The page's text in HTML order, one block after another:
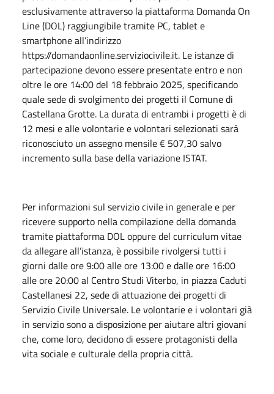
esclusivamente attraverso la piattaforma Domanda On
Line (DOL) raggiungibile tramite PC, tablet e
smartphone all’indirizzo
https://domandaonline.serviziocivile.it. Le istanze di
partecipazione devono essere presentate entro e non
oltre le ore 14:00 del 18 febbraio 2025, specificando
quale sede di svolgimento dei progetti il Comune di
Castellana Grotte. La durata di entrambi i progetti è di
12 mesi e alle volontarie e volontari selezionati sarà
riconosciuto un assegno mensile € 507,30 salvo
incremento sulla base della variazione ISTAT.
Per informazioni sul servizio civile in generale e per
ricevere supporto nella compilazione della domanda
tramite piattaforma DOL oppure del curriculum vitae
da allegare all’istanza, è possibile rivolgersi tutti i
giorni dalle ore 9:00 alle ore 13:00 e dalle ore 16:00
alle ore 20:00 al Centro Studi Viterbo, in piazza Caduti
Castellanesi 22, sede di attuazione dei progetti di
Servizio Civile Universale. Le volontarie e i volontari già
in servizio sono a disposizione per aiutare altri giovani
che, come loro, decidono di essere protagonisti della
vita sociale e culturale della propria città.